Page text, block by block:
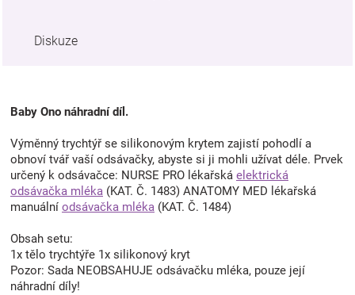
Diskuze
Baby Ono náhradní díl.
Výměnný trychtýř se silikonovým krytem zajistí pohodlí a
obnoví tvář vaší odsávačky, abyste si ji mohli užívat déle. Prvek
určený k odsávačce: NURSE PRO lékařská elektrická
odsávačka mléka (KAT. Č. 1483) ANATOMY MED lékařská
manuální odsávačka mléka (KAT. Č. 1484)
Obsah setu:
1x tělo trychtýře 1x silikonový kryt
Pozor: Sada NEOBSAHUJE odsávačku mléka, pouze její
náhradní díly!